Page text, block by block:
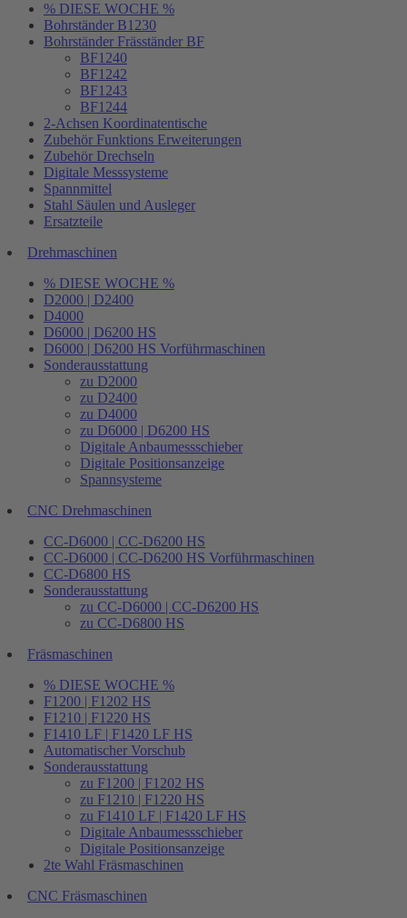
% DIESE WOCHE %
Bohrständer B1230
Bohrständer Fräsständer BF
BF1240
BF1242
BF1243
BF1244
2-Achsen Koordinatentische
Zubehör Funktions Erweiterungen
Zubehör Drechseln
Digitale Messsysteme
Spannmittel
Stahl Säulen und Ausleger
Ersatzteile
Drehmaschinen
% DIESE WOCHE %
D2000 | D2400
D4000
D6000 | D6200 HS
D6000 | D6200 HS Vorführmaschinen
Sonderausstattung
zu D2000
zu D2400
zu D4000
zu D6000 | D6200 HS
Digitale Anbaumessschieber
Digitale Positionsanzeige
Spannsysteme
CNC Drehmaschinen
CC-D6000 | CC-D6200 HS
CC-D6000 | CC-D6200 HS Vorführmaschinen
CC-D6800 HS
Sonderausstattung
zu CC-D6000 | CC-D6200 HS
zu CC-D6800 HS
Fräsmaschinen
% DIESE WOCHE %
F1200 | F1202 HS
F1210 | F1220 HS
F1410 LF | F1420 LF HS
Automatischer Vorschub
Sonderausstattung
zu F1200 | F1202 HS
zu F1210 | F1220 HS
zu F1410 LF | F1420 LF HS
Digitale Anbaumessschieber
Digitale Positionsanzeige
2te Wahl Fräsmaschinen
CNC Fräsmaschinen